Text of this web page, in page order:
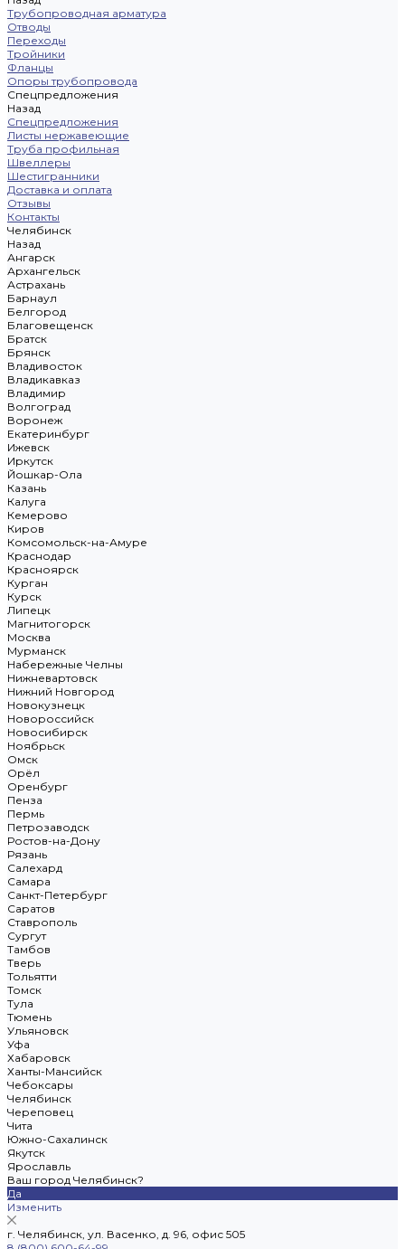
Трубопроводная арматура
Отводы
Переходы
Тройники
Фланцы
Опоры трубопровода
Спецпредложения
Назад
Спецпредложения
Листы нержавеющие
Труба профильная
Швеллеры
Шестигранники
Доставка и оплата
Отзывы
Контакты
Челябинск
Назад
Ангарск
Архангельск
Астрахань
Барнаул
Белгород
Благовещенск
Братск
Брянск
Владивосток
Владикавказ
Владимир
Волгоград
Воронеж
Екатеринбург
Ижевск
Иркутск
Йошкар-Ола
Казань
Калуга
Кемерово
Киров
Комсомольск-на-Амуре
Краснодар
Красноярск
Курган
Курск
Липецк
Магнитогорск
Москва
Мурманск
Набережные Челны
Нижневартовск
Нижний Новгород
Новокузнецк
Новороссийск
Новосибирск
Ноябрьск
Омск
Орёл
Оренбург
Пенза
Пермь
Петрозаводск
Ростов-на-Дону
Рязань
Салехард
Самара
Санкт-Петербург
Саратов
Ставрополь
Сургут
Тамбов
Тверь
Тольятти
Томск
Тула
Тюмень
Ульяновск
Уфа
Хабаровск
Ханты-Мансийск
Чебоксары
Челябинск
Череповец
Чита
Южно-Сахалинск
Якутск
Ярославль
Ваш город Челябинск?
Да
Изменить
г. Челябинск, ул. Васенко, д. 96, офис 505